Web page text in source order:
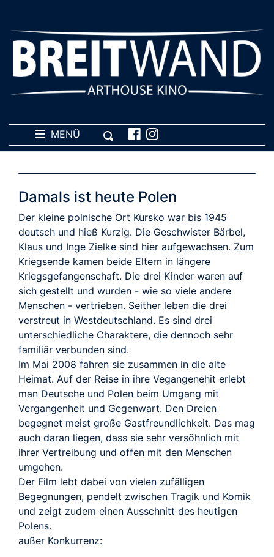
MENÜ
Damals ist heute Polen
Der kleine polnische Ort Kursko war bis 1945
deutsch und hieß Kurzig. Die Geschwister Bärbel,
Klaus und Inge Zielke sind hier aufgewachsen. Zum
Kriegsende kamen beide Eltern in längere
Kriegsgefangenschaft. Die drei Kinder waren auf
sich gestellt und wurden - wie so viele andere
Menschen - vertrieben. Seither leben die drei
verstreut in Westdeutschland. Es sind drei
unterschiedliche Charaktere, die dennoch sehr
familiär verbunden sind.
Im Mai 2008 fahren sie zusammen in die alte
Heimat. Auf der Reise in ihre Vegangenehit erlebt
man Deutsche und Polen beim Umgang mit
Vergangenheit und Gegenwart. Den Dreien
begegnet meist große Gastfreundlichkeit. Das mag
auch daran liegen, dass sie sehr versöhnlich mit
ihrer Vertreibung und offen mit den Menschen
umgehen.
Der Film lebt dabei von vielen zufälligen
Begegnungen, pendelt zwischen Tragik und Komik
und zeigt zudem einen Ausschnitt des heutigen
Polens.
außer Konkurrenz: